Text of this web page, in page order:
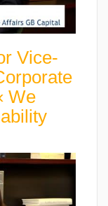
Vice-
We